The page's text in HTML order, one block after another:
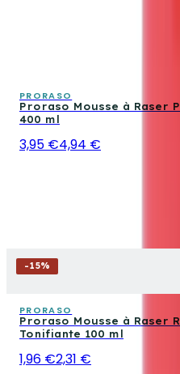
PRORASO
Proraso Mousse à Raser
400 ml
3,95 €4,94 €
-15%
PRORASO
Proraso Mousse à Raser
Tonifiante 100 ml
1,96 €2,31 €